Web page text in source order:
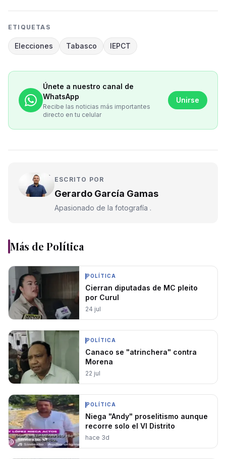
ETIQUETAS
Elecciones Tabasco IEPCT
Únete a nuestro canal de
WhatsApp
Recibe las noticias más importantes
directo en tu celular
Unirse
ESCRITO POR
Gerardo García Gamas
Apasionado de la fotografía .
Más de Política
POLÍTICA
Cierran diputadas de MC pleito
por Curul
24 jul
POLÍTICA
Canaco se "atrinchera" contra
Morena
22 jul
POLÍTICA
Niega "Andy" proselitismo aunque
recorre solo el VI Distrito
hace 3d